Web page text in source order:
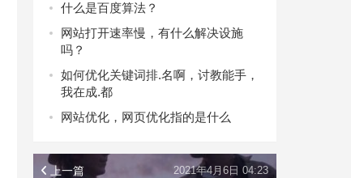
什么是百度算法？
网站打开速率慢，有什么解决设施
吗？
如何优化关键词排.名啊，讨教能手，
我在成.都
网站优化，网页优化指的是什么
上一篇 2021年4月6日 04:23